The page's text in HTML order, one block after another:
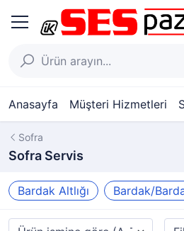
Anasayfa Müşteri Hizmetleri
Sofra
Sofra Servis
Bardak Altlığı Bardak/